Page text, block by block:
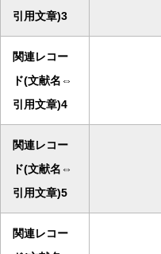
引用文章)3
関連レコー
ド(文献名⇔
引用文章)4
関連レコー
ド(文献名⇔
引用文章)5
関連レコー